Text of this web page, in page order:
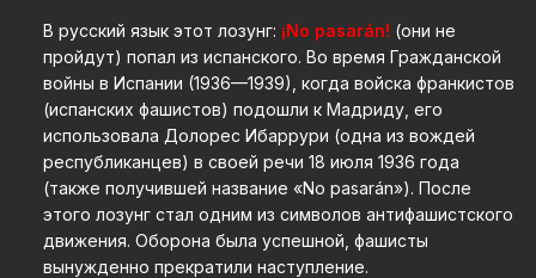
В русский язык этот лозунг: ¡No pasarán! (они не
пройдут) попал из испанского. Во время Гражданской
войны в Испании (1936—1939), когда войска франкистов
(испанских фашистов) подошли к Мадриду, его
использовала Долорес Ибаррури (одна из вождей
республиканцев) в своей речи 18 июля 1936 года
(также получившей название «No pasarán»). После
этого лозунг стал одним из символов антифашистского
движения. Оборона была успешной, фашисты
вынужденно прекратили наступление.